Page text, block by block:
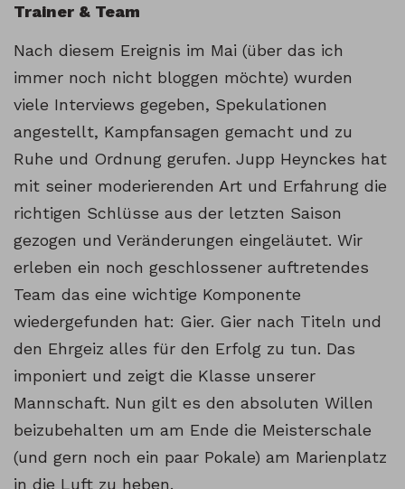
Trainer & Team
Nach diesem Ereignis im Mai (über das ich
immer noch nicht bloggen möchte) wurden
viele Interviews gegeben, Spekulationen
angestellt, Kampfansagen gemacht und zu
Ruhe und Ordnung gerufen. Jupp Heynckes hat
mit seiner moderierenden Art und Erfahrung die
richtigen Schlüsse aus der letzten Saison
gezogen und Veränderungen eingeläutet. Wir
erleben ein noch geschlossener auftretendes
Team das eine wichtige Komponente
wiedergefunden hat: Gier. Gier nach Titeln und
den Ehrgeiz alles für den Erfolg zu tun. Das
imponiert und zeigt die Klasse unserer
Mannschaft. Nun gilt es den absoluten Willen
beizubehalten um am Ende die Meisterschale
(und gern noch ein paar Pokale) am Marienplatz
in die Luft zu heben.